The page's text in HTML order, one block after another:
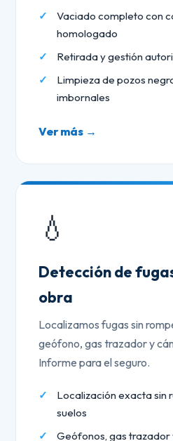
Vaciado completo con
homologado
Retirada y gestión
Limpieza de pozos
imbornales
Ver más →
💧
Detección de
obra
Localizamos fugas sin
geófono, gas trazador y
Informe para el seguro.
Localización exacta sin
suelos
Geófonos, gas trazador